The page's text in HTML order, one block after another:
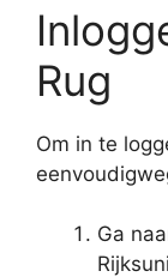
Rug
Om in te
Ga